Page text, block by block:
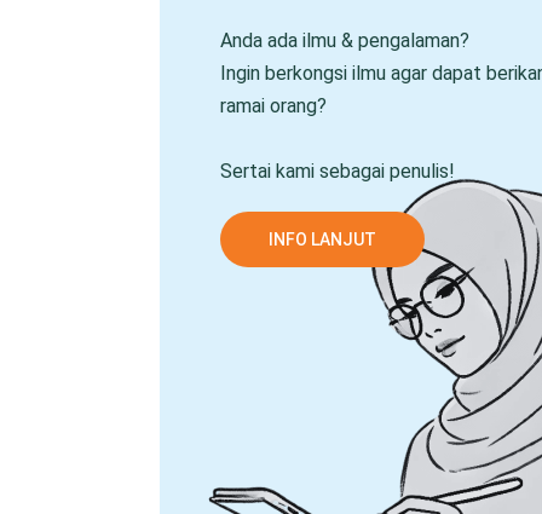
Anda ada ilmu & pengalaman?
Ingin berkongsi ilmu agar dapat
ramai orang?
Sertai kami sebagai penulis!
INFO LANJUT